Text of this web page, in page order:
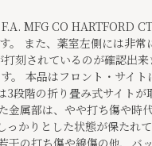
MFG CO HARTFORD
また、薬室左側には非常
刻されているのが確認出来
。 本品はフロント・サイ
段階の折り畳み式サイトが
属部は、やや打ち傷や時
っかりとした状態が保たれ
の打ち傷や線傷の他、バ